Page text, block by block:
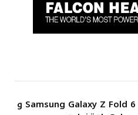
مقارنة بين Samsung Galaxy Z Fold 6 و